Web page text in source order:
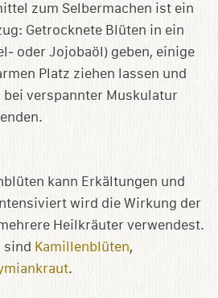
zum Selbermachen ist ein
Getrocknete Blüten in ein
oder Jojobaöl) geben, einige
Platz ziehen lassen und
bei verspannter Muskulatur
kann Erkältungen und
wird die Wirkung der
Heilkräuter verwendest.
sind Kamillenblüten,
.